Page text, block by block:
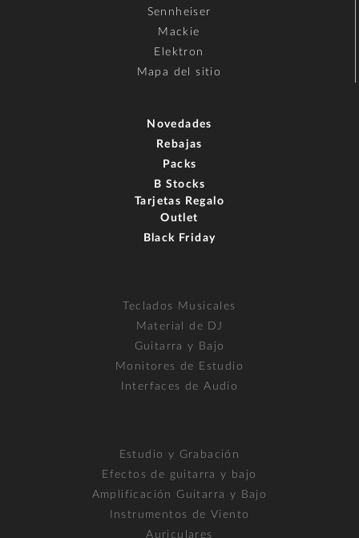
Sennheiser
Mackie
Elektron
Mapa del sitio
Novedades
Rebajas
Packs
B Stocks
Tarjetas Regalo
Outlet
Black Friday
Teclados Musicales
Material de DJ
Guitarra y Bajo
Monitores de Estudio
Interfaces de Audio
Estudio y Grabación
Efectos de guitarra y bajo
Amplificación Guitarra y Bajo
Instrumentos de Viento
Auriculares